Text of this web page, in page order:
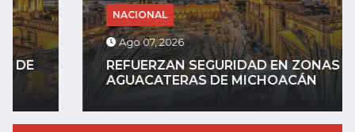
NACIONAL
Ago 07, 2026
REFUERZAN SEGURIDAD EN ZONAS
AGUACATERAS DE MICHOACÁN